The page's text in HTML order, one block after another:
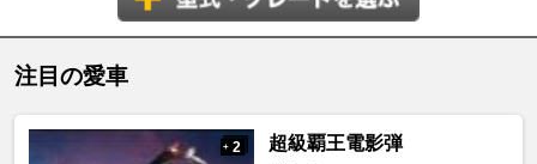
注目の愛車
+ 2 超級覇王電影弾